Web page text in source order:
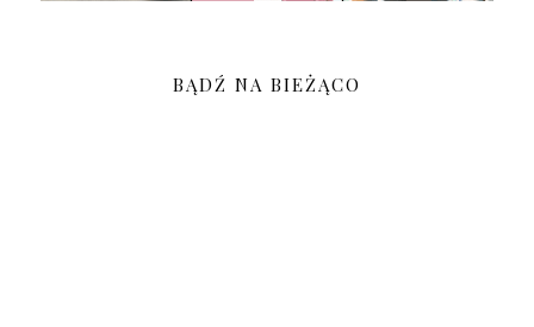
BĄDŹ NA BIEŻĄCO